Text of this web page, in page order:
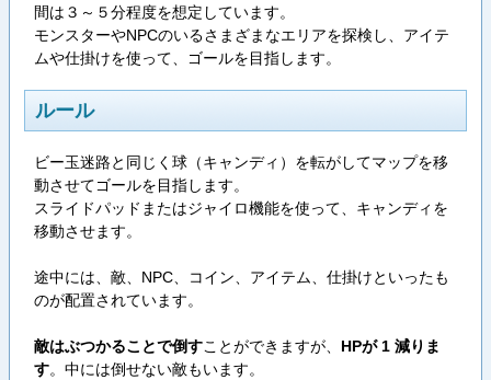
間は３～５分程度を想定しています。
モンスターやNPCのいるさまざまなエリアを探検し、アイテ
ムや仕掛けを使って、ゴールを目指します。
ルール
ビー玉迷路と同じく球（キャンディ）を転がしてマップを移
動させてゴールを目指します。
スライドパッドまたはジャイロ機能を使って、キャンディを
移動させます。
途中には、敵、NPC、コイン、アイテム、仕掛けといったも
のが配置されています。
敵はぶつかることで倒すことができますが、 HPが 1 減りま
す。中には倒せない敵もいます。